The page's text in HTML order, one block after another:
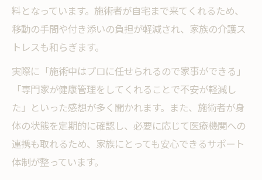
料となっています。施術者が自宅まで来てくれるため、
移動の手間や付き添いの負担が軽減され、家族の介護ス
トレスも和らぎます。
実際に「施術中はプロに任せられるので家事ができる」
「専門家が健康管理をしてくれることで不安が軽減し
た」といった感想が多く聞かれます。また、施術者が身
体の状態を定期的に確認し、必要に応じて医療機関への
連携も取れるため、家族にとっても安心できるサポート
体制が整っています。